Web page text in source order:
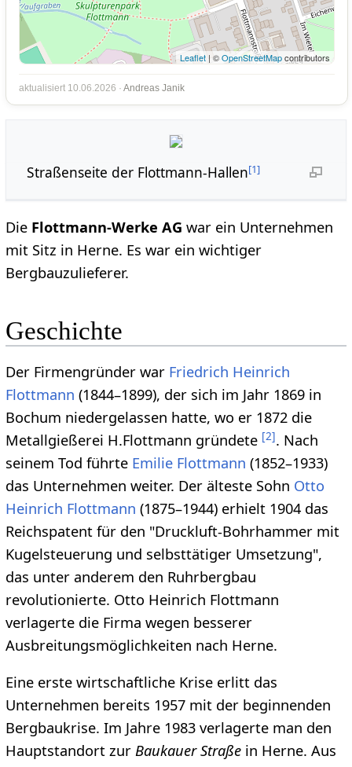
Leaflet | ©OpenStreetMapcontributors
aktualisiert 10.06.2026 · Andreas Janik
Straßenseite der Flottmann-Hallen[1]
Die Flottmann-Werke AG war ein Unternehmen
mit Sitz in Herne. Es war ein wichtiger
Bergbauzulieferer.
Geschichte
Der Firmengründer war Friedrich Heinrich
Flottmann (1844–1899), der sich im Jahr 1869 in
Bochum niedergelassen hatte, wo er 1872 die
Metallgießerei H.Flottmann gründete [2]. Nach
seinem Tod führte Emilie Flottmann (1852–1933)
das Unternehmen weiter. Der älteste Sohn Otto
Heinrich Flottmann (1875–1944) erhielt 1904 das
Reichspatent für den "Druckluft-Bohrhammer mit
Kugelsteuerung und selbsttätiger Umsetzung",
das unter anderem den Ruhrbergbau
revolutionierte. Otto Heinrich Flottmann
verlagerte die Firma wegen besserer
Ausbreitungsmöglichkeiten nach Herne.
Eine erste wirtschaftliche Krise erlitt das
Unternehmen bereits 1957 mit der beginnenden
Bergbaukrise. Im Jahre 1983 verlagerte man den
Hauptstandort zur Baukauer Straßein Herne. Aus